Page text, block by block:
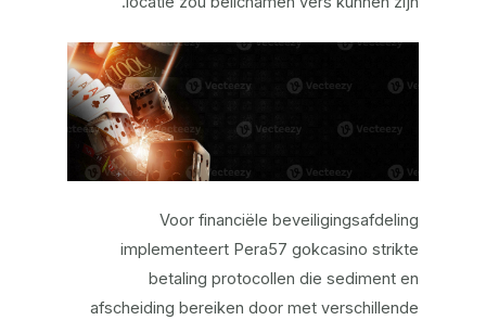
Voor financiële beveiligingsafdeling
implementeert Pera57 gokcasino strikte
betaling protocollen die sediment en
afscheiding bereiken door met verschillende